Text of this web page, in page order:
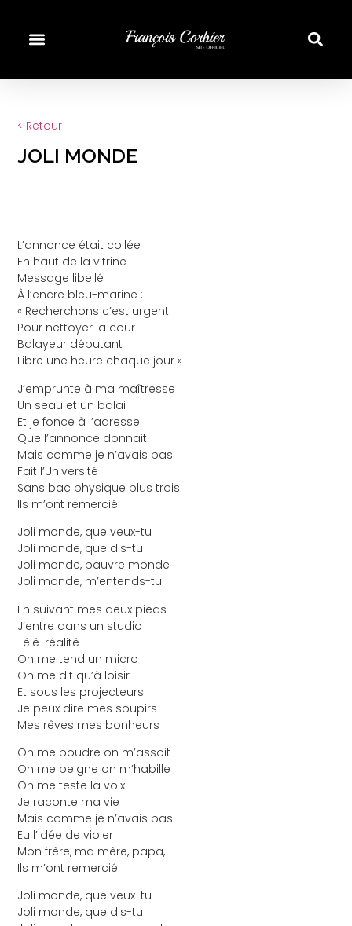
< Retour
JOLI MONDE
L’annonce était collée
En haut de la vitrine
Message libellé
À l’encre bleu-marine :
« Recherchons c’est urgent
Pour nettoyer la cour
Balayeur débutant
Libre une heure chaque jour »
J’emprunte à ma maîtresse
Un seau et un balai
Et je fonce à l’adresse
Que l’annonce donnait
Mais comme je n’avais pas
Fait l’Université
Sans bac physique plus trois
Ils m’ont remercié
Joli monde, que veux-tu
Joli monde, que dis-tu
Joli monde, pauvre monde
Joli monde, m’entends-tu
En suivant mes deux pieds
J’entre dans un studio
Télé-réalité
On me tend un micro
On me dit qu’à loisir
Et sous les projecteurs
Je peux dire mes soupirs
Mes rêves mes bonheurs
On me poudre on m’assoit
On me peigne on m’habille
On me teste la voix
Je raconte ma vie
Mais comme je n’avais pas
Eu l’idée de violer
Mon frère, ma mère, papa,
Ils m’ont remercié
Joli monde, que veux-tu
Joli monde, que dis-tu